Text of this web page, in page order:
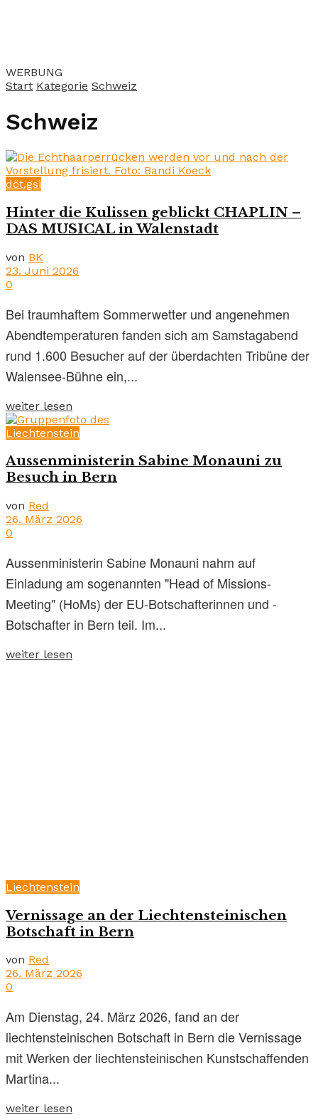
WERBUNG
Start Kategorie Schweiz
Schweiz
döt.gsi
Hinter die Kulissen geblickt CHAPLIN –
DAS MUSICAL in Walenstadt
von BK
23. Juni 2026
0
Bei traumhaftem Sommerwetter und angenehmen
Abendtemperaturen fanden sich am Samstagabend
rund 1.600 Besucher auf der überdachten Tribüne der
Walensee-Bühne ein,...
weiter lesen
Liechtenstein
Aussenministerin Sabine Monauni zu
Besuch in Bern
von Red
26. März 2026
0
Aussenministerin Sabine Monauni nahm auf
Einladung am sogenannten "Head of Missions-
Meeting" (HoMs) der EU-Botschafterinnen und -
Botschafter in Bern teil. Im...
weiter lesen
Liechtenstein
Vernissage an der Liechtensteinischen
Botschaft in Bern
von Red
26. März 2026
0
Am Dienstag, 24. März 2026, fand an der
liechtensteinischen Botschaft in Bern die Vernissage
mit Werken der liechtensteinischen Kunstschaffenden
Martina...
weiter lesen